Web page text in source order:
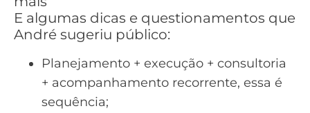
E algumas dicas e questionamentos que
André sugeriu público:
Planejamento + execução + consultoria
+ acompanhamento recorrente, essa é
sequência;